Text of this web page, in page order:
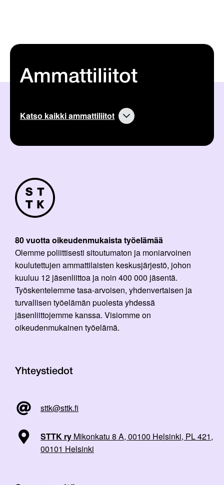
Ammattiliitot
Katso kaikki ammattiliitot
80 vuotta oikeudenmukaista työelämää
Olemme poliittisesti sitoutumaton ja moniarvoinen
koulutettujen ammattilaisten keskusjärjestö, johon
kuuluu 12 jäsenliittoa ja noin 400 000 jäsentä.
Työskentelemme tasa-arvoisen, yhdenvertaisen ja
turvallisen työelämän puolesta yhdessä
jäsenliittojemme kanssa. Visiomme on
oikeudenmukainen työelämä.
Yhteystiedot
sttk@sttk.fi
STTK ry Mikonkatu 8 A, 00100 Helsinki, PL 421,
00101 Helsinki